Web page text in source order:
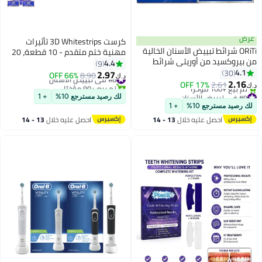
عرض
ORiTi شرائط تبييض الأسنان الخالية
من بيروكسيد من أوريتي شرائط
تبييض ثلاثية الأبعاد مع نتائج فورية
شرائط تبييض الأسنان الآمنة على
المينا
4.1
30
د.ك‏2.16
2.61
17% OFF
#9 في تبييض الأسنان
أقل سعر في 30 يوم
تم بيع +100 مؤخرًا
#9 في تبييض الأسنان
لك رصيد مسترجع 10% + 1
احصل عليه خلال 13 - 14
كرست 3D Whitestrips تأثيرات
مهنية ختم متقدم - 10 قطعة، 20
شرائط 50 غرام
4.4
9
د.ك‏2.97
8.90
66% OFF #8 في تبييض الأسنان
تم بيع +90 مؤخرًا
#8 في تبييض الأسنان
لك رصيد مسترجع 10% + 1
احصل عليه خلال 13 - 14